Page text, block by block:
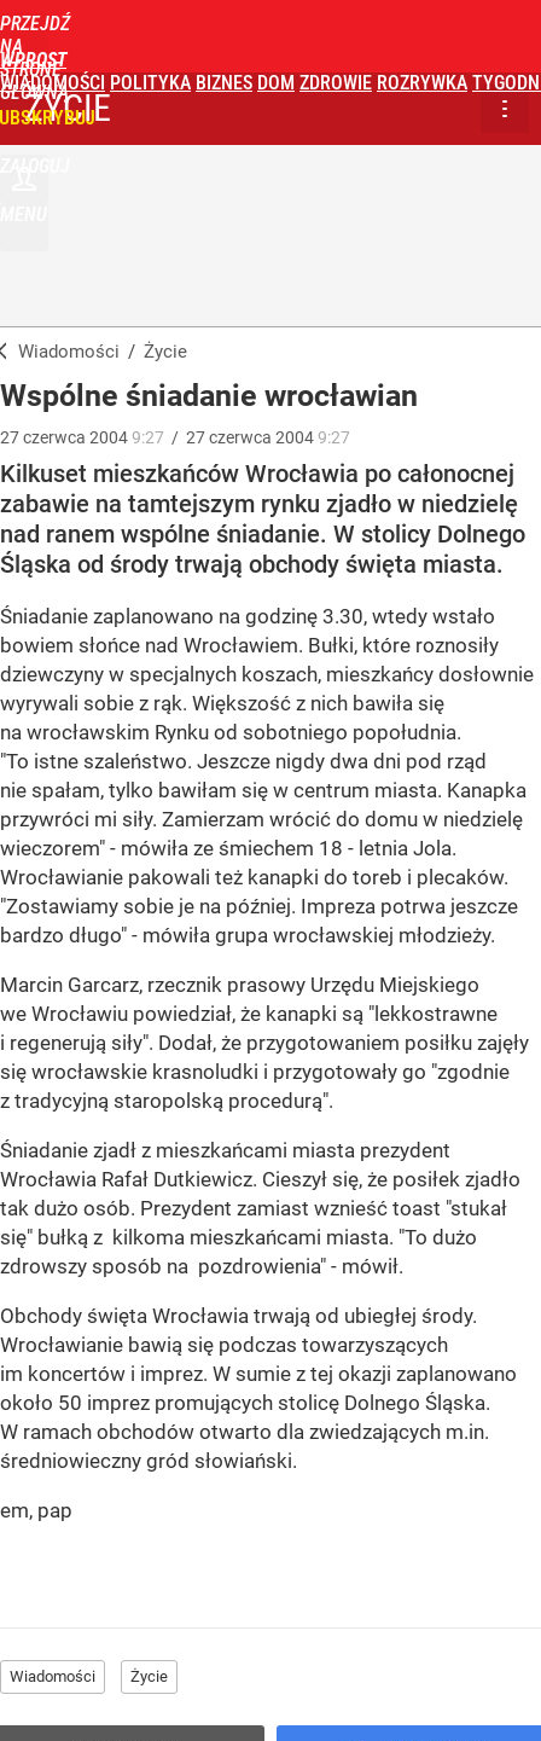
PRZEJDŹ
NA
STRONĘ
GŁÓWNĄ
WPROST
WIADOMOŚCI POLITYKA BIZNES DOM ZDROWIE ROZRYWKA
ŻYCIE
Wiadomości / Życie
Wspólne śniadanie wrocławian
27czerwca 20049:27 / 27czerwca 20049:27
Kilkuset mieszkańców Wrocławia po całonocnej
zabawie na tamtejszym rynku zjadło w niedzielę
nad ranem wspólne śniadanie. W stolicy Dolnego
Śląska od środy trwają obchody święta miasta.
Śniadanie zaplanowano na godzinę 3.30, wtedy wstało
bowiem słońce nad Wrocławiem. Bułki, które roznosiły
dziewczyny w specjalnych koszach, mieszkańcy dosłownie
wyrywali sobie z rąk. Większość z nich bawiła się
na wrocławskim Rynku od sobotniego popołudnia.
"To istne szaleństwo. Jeszcze nigdy dwa dni pod rząd
nie spałam, tylko bawiłam się w centrum miasta. Kanapka
przywróci mi siły. Zamierzam wrócić do domu w niedzielę
wieczorem" - mówiła ze śmiechem 18 - letnia Jola.
Wrocławianie pakowali też kanapki do toreb i plecaków.
"Zostawiamy sobie je na później. Impreza potrwa jeszcze
bardzo długo" - mówiła grupa wrocławskiej młodzieży.
Marcin Garcarz, rzecznik prasowy Urzędu Miejskiego
we Wrocławiu powiedział, że kanapki są "lekkostrawne
i regenerują siły". Dodał, że przygotowaniem posiłku zajęły
się wrocławskie krasnoludki i przygotowały go "zgodnie
z tradycyjną staropolską procedurą".
Śniadanie zjadł z mieszkańcami miasta prezydent
Wrocławia Rafał Dutkiewicz. Cieszył się, że posiłek zjadło
tak dużo osób. Prezydent zamiast wznieść toast "stukał
się" bułką z kilkoma mieszkańcami miasta. "To dużo
zdrowszy sposób na pozdrowienia" - mówił.
Obchody święta Wrocławia trwają od ubiegłej środy.
Wrocławianie bawią się podczas towarzyszących
im koncertów i imprez. W sumie z tej okazji zaplanowano
około 50 imprez promujących stolicę Dolnego Śląska.
W ramach obchodów otwarto dla zwiedzających m.in.
średniowieczny gród słowiański.
em, pap
Wiadomości Życie